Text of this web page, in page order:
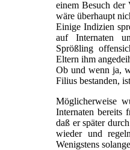
einem Besuch der
wäre überhaupt
Einige Indizien
auf Internaten
Sprößling
Eltern ihm
Ob und wenn ja,
Filius bestanden,
Möglicherweise
Internaten bereits
daß er später
wieder und
Wenigstens